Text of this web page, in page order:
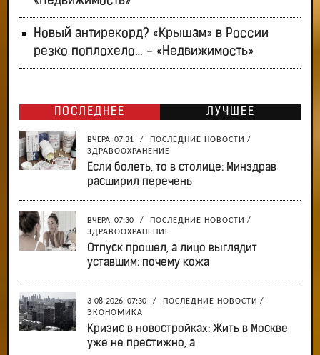
Новый антирекорд? «Крышам» в России
резко поплохело… - «Недвижимость»
ПОСЛЕДНЕЕ ЛУЧШЕЕ
ВЧЕРА, 07:31 / ПОСЛЕДНИЕ НОВОСТИ /
ЗДРАВООХРАНЕНИЕ
Если болеть, то в столице: Минздрав
расширил перечень
ВЧЕРА, 07:30 / ПОСЛЕДНИЕ НОВОСТИ /
ЗДРАВООХРАНЕНИЕ
Отпуск прошел, а лицо выглядит
уставшим: почему кожа
3-08-2026, 07:30 / ПОСЛЕДНИЕ НОВОСТИ /
ЭКОНОМИКА
Кризис в новостройках: Жить в Москве
уже не престижно, а